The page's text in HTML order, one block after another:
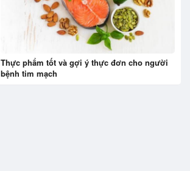
Thực phẩm tốt và gợi ý thực đơn cho người
bệnh tim mạch